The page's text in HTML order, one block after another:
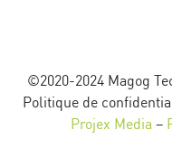
©2020-2024 Magog
Politique de
Projex Media –